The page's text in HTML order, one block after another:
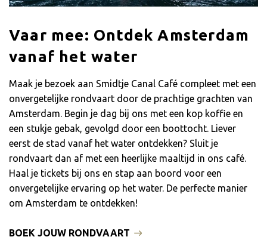
Vaar mee: Ontdek Amsterdam
vanaf het water
Maak je bezoek aan Smidtje Canal Café compleet met een
onvergetelijke rondvaart door de prachtige grachten van
Amsterdam. Begin je dag bij ons met een kop koffie en
een stukje gebak, gevolgd door een boottocht. Liever
eerst de stad vanaf het water ontdekken? Sluit je
rondvaart dan af met een heerlijke maaltijd in ons café.
Haal je tickets bij ons en stap aan boord voor een
onvergetelijke ervaring op het water. De perfecte manier
om Amsterdam te ontdekken!
BOEK JOUW RONDVAART